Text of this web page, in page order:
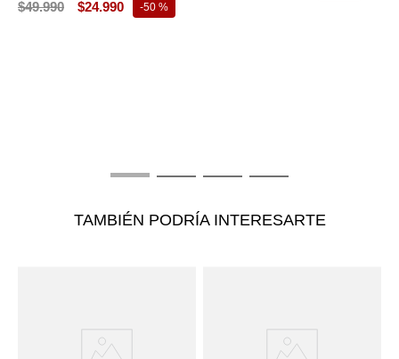
$49.990 $24.990 -50 %
TAMBIÉN PODRÍA INTERESARTE